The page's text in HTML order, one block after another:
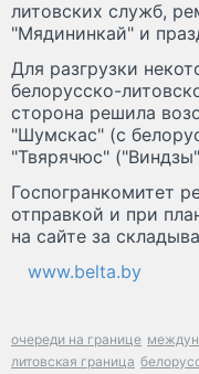
литовских служб,
"Мядининкай" и
Для разгрузки
белорусско-
сторона решила
"Шумскас" (с
"Твярячюс"
Госпогранкомитет
отправкой и при
на сайте за
www.belta.by
очереди на границе
литовская граница